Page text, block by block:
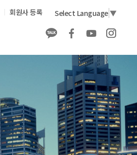
회원사 등록 Select Language▼